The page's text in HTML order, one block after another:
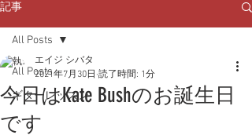
記事
All Posts
ギターレッスン
All Posts
今日はKate Bushのお誕生日
です
エイジ シバタ
2021年7月30日 読了時間: 1分